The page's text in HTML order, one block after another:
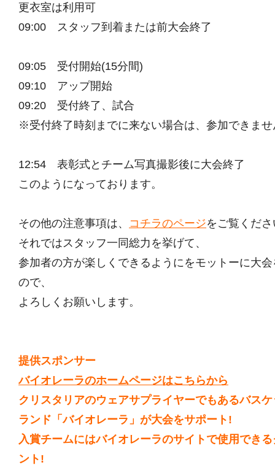
更衣室は利用可
09:00 スタッフ到着または前大会終了
09:05 受付開始(15分間)
09:10 アップ開始
09:20 受付終了、試合
※受付終了時刻までに来ない場合は、参加できませ
12:54 表彰式とチーム写真撮影後に大会終了
このようになっております。
その他の注意事項は、 コチラのページをご覧くだ
それではスタッフ一同総力を挙げて、
参加者の方が楽しくできるようにをモットーに大
ので、
よろしくお願いします。
提供スポンサー
バイオレーラのホームページはこちらから
クリスタリアのウェアサプライヤーでもあるバス
ランド「バイオレーラ」が大会をサポート!
入賞チームにはバイオレーラのサイトで使用でき
ント!